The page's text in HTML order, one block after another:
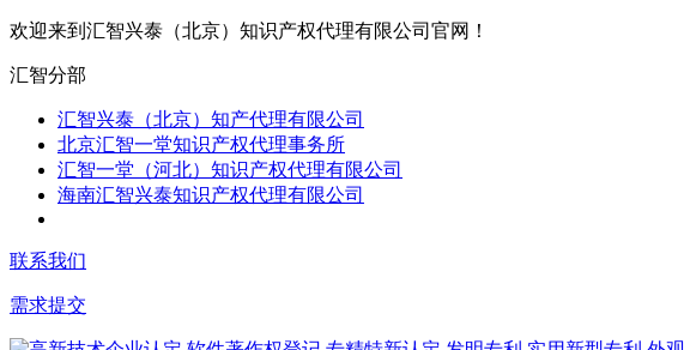
欢迎来到汇智兴泰（北京）知识产权代理有限公司官网！
汇智分部
汇智兴泰（北京）知产代理有限公司
北京汇智一堂知识产权代理事务所
汇智一堂（河北）知识产权代理有限公司
海南汇智兴泰知识产权代理有限公司
联系我们
需求提交